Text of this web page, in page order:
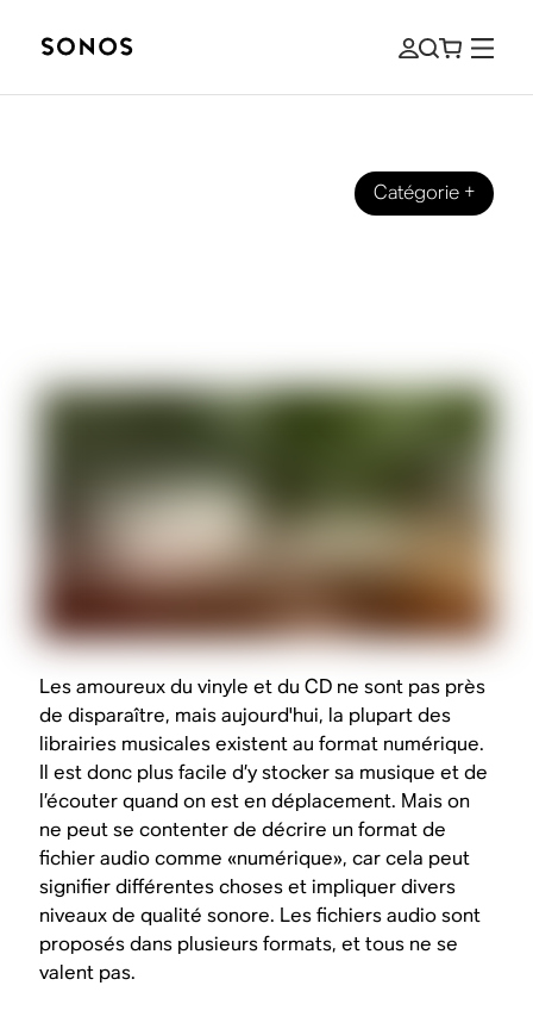
Catégorie+
Les amoureux du vinyle et du CD ne sont pas près
de disparaître, mais aujourd'hui, la plupart des
librairies musicales existent au format numérique.
Il est donc plus facile d’y stocker sa musique et de
l’écouter quand on est en déplacement. Mais on
ne peut se contenter de décrire un format de
fichier audio comme «numérique», car cela peut
signifier différentes choses et impliquer divers
niveaux de qualité sonore. Les fichiers audio sont
proposés dans plusieurs formats, et tous ne se
valent pas.